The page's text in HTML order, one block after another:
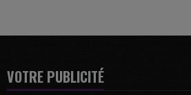
VOTRE PUBLICITÉ